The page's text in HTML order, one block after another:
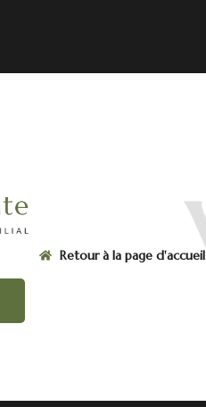
Retour à la page d'accueil